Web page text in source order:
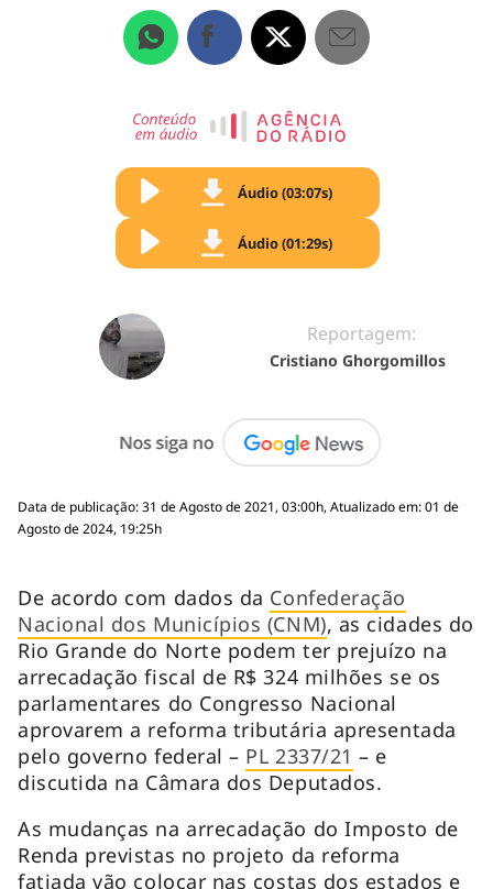
Áudio (03:07s)
Áudio (01:29s)
Reportagem:
Cristiano Ghorgomillos
Data de publicação: 31 de Agosto de 2021, 03:00h, Atualizado em: 01 de
Agosto de 2024, 19:25h
De acordo com dados da Confederação
Nacional dos Municípios (CNM), as cidades do
Rio Grande do Norte podem ter prejuízo na
arrecadação fiscal de R$ 324 milhões se os
parlamentares do Congresso Nacional
aprovarem a reforma tributária apresentada
pelo governo federal – PL 2337/21 – e
discutida na Câmara dos Deputados.
As mudanças na arrecadação do Imposto de
Renda previstas no projeto da reforma
fatiada vão colocar nas costas dos estados e